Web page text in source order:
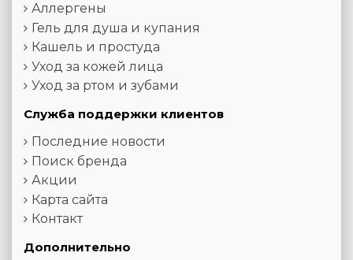
Аллергены
Гель для душа и купания
Кашель и простуда
Уход за кожей лица
Уход за ртом и зубами
Служба поддержки клиентов
Последние новости
Поиск бренда
Акции
Карта сайта
Контакт
Дополнительно